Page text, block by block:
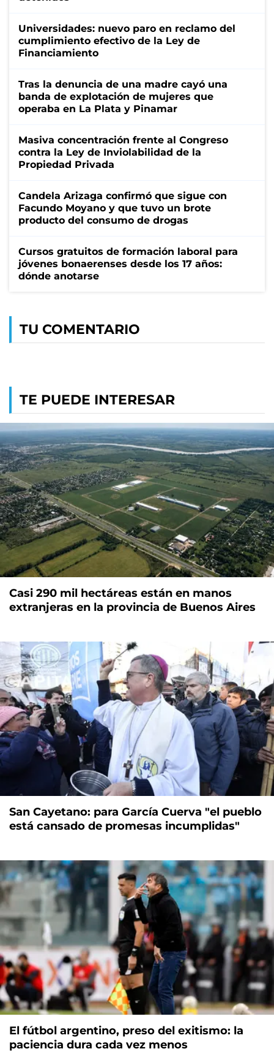
Universidades: nuevo paro en reclamo del
cumplimiento efectivo de la Ley de
Financiamiento
Tras la denuncia de una madre cayó una
banda de explotación de mujeres que
operaba en La Plata y Pinamar
Masiva concentración frente al Congreso
contra la Ley de Inviolabilidad de la
Propiedad Privada
Candela Arizaga confirmó que sigue con
Facundo Moyano y que tuvo un brote
producto del consumo de drogas
Cursos gratuitos de formación laboral para
jóvenes bonaerenses desde los 17 años:
dónde anotarse
TU COMENTARIO
TE PUEDE INTERESAR
Casi 290 mil hectáreas están en manos
extranjeras en la provincia de Buenos Aires
San Cayetano: para García Cuerva "el pueblo
está cansado de promesas incumplidas"
El fútbol argentino, preso del exitismo: la
paciencia dura cada vez menos